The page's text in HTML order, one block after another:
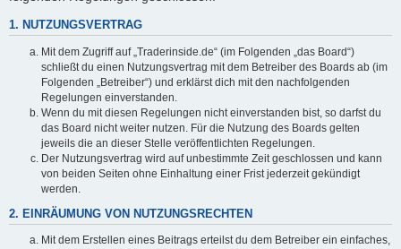
1. NUTZUNGSVERTRAG
Mit dem Zugriff auf „Traderinside.de“ (im Folgenden „das Board“)
schließt du einen Nutzungsvertrag mit dem Betreiber des Boards ab (im
Folgenden „Betreiber“) und erklärst dich mit den nachfolgenden
Regelungen einverstanden.
Wenn du mit diesen Regelungen nicht einverstanden bist, so darfst du
das Board nicht weiter nutzen. Für die Nutzung des Boards gelten
jeweils die an dieser Stelle veröffentlichten Regelungen.
Der Nutzungsvertrag wird auf unbestimmte Zeit geschlossen und kann
von beiden Seiten ohne Einhaltung einer Frist jederzeit gekündigt
werden.
2. EINRÄUMUNG VON NUTZUNGSRECHTEN
Mit dem Erstellen eines Beitrags erteilst du dem Betreiber ein einfaches,